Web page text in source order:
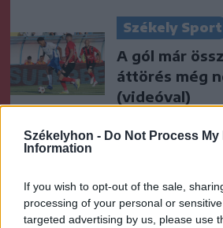
Székelyhon - Do Not Process My
Information
If you wish to opt-out of the sale,
processing of your personal or
targeted advertising by us, please use
Székely Sport
A gól már
áttörés még
(videóval)
Krónika
amerikai